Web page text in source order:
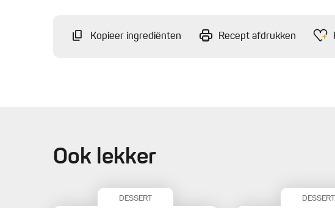
Kopieer ingrediënten Recept afdrukken
Ook lekker
DESSERT DESSERT